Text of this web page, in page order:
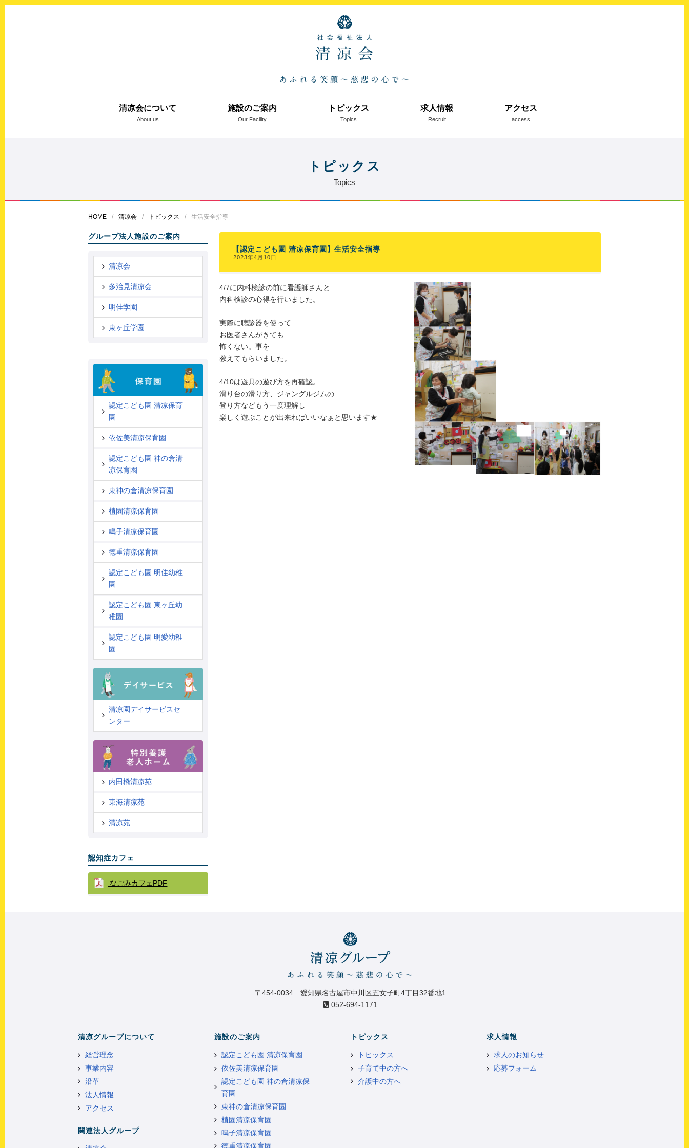
清凉会について
About us
施設のご案内
Our Facility
トピックス
Topics
求人情報
Recruit
アクセス
access
トピックス
Topics
HOME 清凉会 トピックス 生活安全指導
グループ法人施設のご案内
清凉会
多治見清凉会
明佳学園
東ヶ丘学園
認定こども園 清凉保育
園
依佐美清凉保育園
認定こども園 神の倉清
凉保育園
東神の倉清凉保育園
植園清凉保育園
鳴子清凉保育園
徳重清凉保育園
認定こども園 明佳幼稚
園
認定こども園 東ヶ丘幼
稚園
認定こども園 明愛幼稚
園
清凉園デイサービスセ
ンター
内田橋清凉苑
東海清凉苑
清凉苑
認知症カフェ
なごみカフェPDF
【認定こども園 清凉保育園】生活安全指導
2023年4月10日
4/7に内科検診の前に看護師さんと
内科検診の心得を行いました。
実際に聴診器を使って
お医者さんがきても
怖くない。事を
教えてもらいました。
4/10は遊具の遊び方を再確認。
滑り台の滑り方、ジャングルジムの
登り方などもう一度理解し
楽しく遊ぶことが出来ればいいなぁと思います★
〒454-0034 愛知県名古屋市中川区五女子町4丁目32番地1
052-694-1171
清凉グループについて
経営理念
事業内容
沿革
法人情報
アクセス
関連法人グループ
施設のご案内
認定こども園 清凉保育園
依佐美清凉保育園
認定こども園 神の倉清凉保
育園
東神の倉清凉保育園
植園清凉保育園
鳴子清凉保育園
徳重清凉保育園
トピックス
トピックス
子育て中の方へ
介護中の方へ
求人情報
求人のお知らせ
応募フォーム